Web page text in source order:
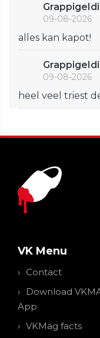
09-08-2026
alles kan kapot!
09-08-2026
heel veel triest
VK Menu
Contact
Download
App
VKMag facts